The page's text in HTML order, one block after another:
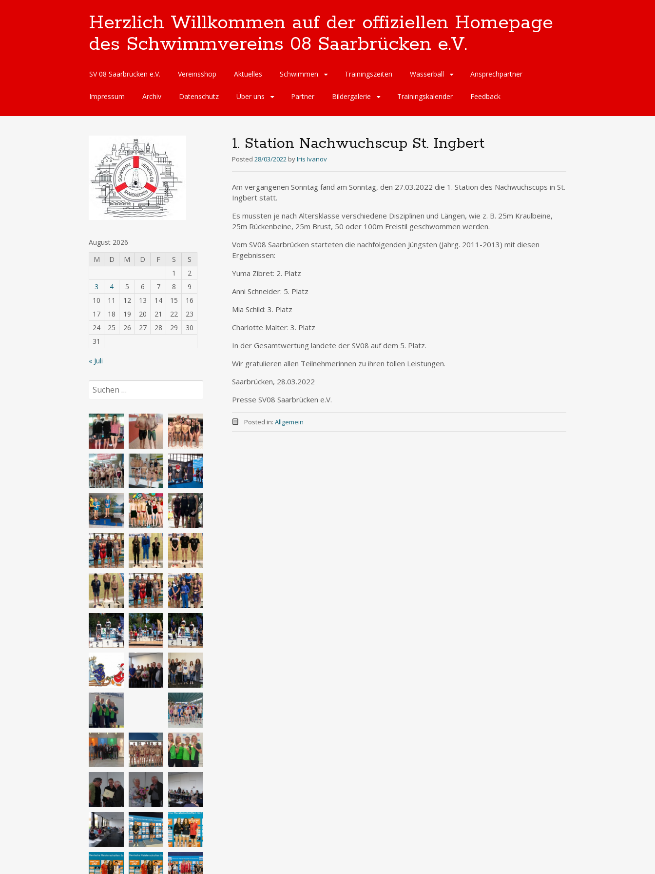
Herzlich Willkommen auf der offiziellen Homepage
des Schwimmvereins 08 Saarbrücken e.V.
Skip
content
SV 08 Saarbrücken e.V. Vereinsshop Aktuelles Schwimmen Trainingszeiten Wasserball Ansprechpartner
Impressum Archiv Datenschutz Über uns Partner Bildergalerie Trainingskalender Feedback
1. Station Nachwuchscup St. Ingbert
Posted 28/03/2022 byIris Ivanov
Am vergangenen Sonntag fand am Sonntag, den 27.03.2022 die 1. Station des Nachwuchscups in St.
Ingbert statt.
Es mussten je nach Altersklasse verschiedene Disziplinen und Längen, wie z. B. 25m Kraulbeine,
25m Rückenbeine, 25m Brust, 50 oder 100m Freistil geschwommen werden.
Vom SV08 Saarbrücken starteten die nachfolgenden Jüngsten (Jahrg. 2011-2013) mit diesen
Ergebnissen:
Yuma Zibret: 2. Platz
Anni Schneider: 5. Platz
Mia Schild: 3. Platz
Charlotte Malter: 3. Platz
In der Gesamtwertung landete der SV08 auf dem 5. Platz.
Wir gratulieren allen Teilnehmerinnen zu ihren tollen Leistungen.
Saarbrücken, 28.03.2022
Presse SV08 Saarbrücken e.V.
Posted in: Allgemein
August 2026
M
D M D F S
S
1
2
3
4 5 6 7 8
9
10
11 12 13 14 15
16
17
18 19 20 21 22
23
24
25 26 27 28 29
30
31
« Juli
Suchen
nach: